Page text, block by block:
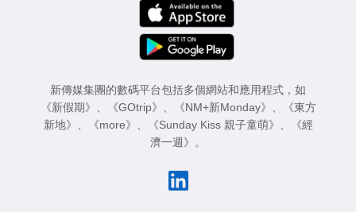
閱
新傳媒集團的數碼平台包括多個網站和應用程式，如
《新假期》 、 《GOtrip》 、 《NM+新Monday》 、
《東方
新地》 、 《more》 、 《Sunday Kiss 親子童萌》 、
《經
濟一週》 。